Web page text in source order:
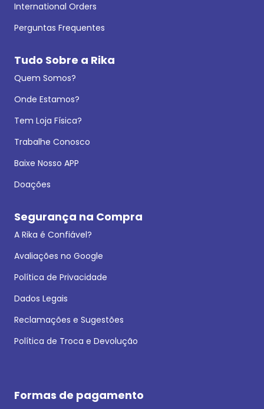
International Orders
Perguntas Frequentes
Tudo Sobre a Rika
Quem Somos?
Onde Estamos?
Tem Loja Física?
Trabalhe Conosco
Baixe Nosso APP
Doações
Segurança na Compra
A Rika é Confiável?
Avaliações no Google
Política de Privacidade
Dados Legais
Reclamações e Sugestões
Política de Troca e Devolução
Formas de pagamento